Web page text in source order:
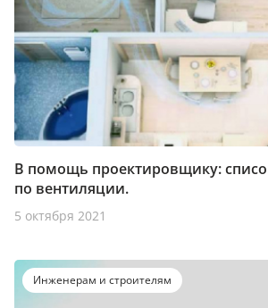
В помощь проектировщику:
по вентиляции.
5 октября 2021
Инженерам и строителям